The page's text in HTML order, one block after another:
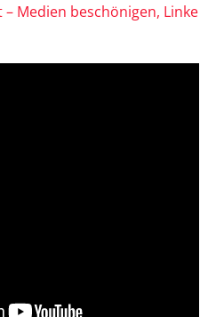
Medien beschönigen, Linke